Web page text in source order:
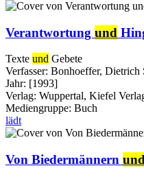
Verantwortung und
Texte und Gebete
Verfasser: Bonhoeffer, Dietrich
Jahr: [1993]
Verlag: Wuppertal, Kiefel
Mediengruppe: Buch
lädt
Von Biedermännern und